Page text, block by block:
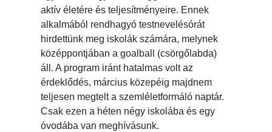
aktív életére és teljesítményeire. Ennek
alkalmából rendhagyó testnevelésórát
hirdettünk meg iskolák számára, melynek
középpontjában a goalball (csörgőlabda)
áll. A program iránt hatalmas volt az
érdeklődés, március közepéig majdnem
teljesen megtelt a szemléletformáló naptár.
Csak ezen a héten négy iskolába és egy
óvodába van meghívásunk.